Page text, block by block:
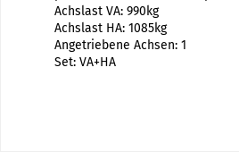
Achslast VA: 990kg
Achslast HA: 1085kg
Angetriebene Achsen: 1
Set: VA+HA